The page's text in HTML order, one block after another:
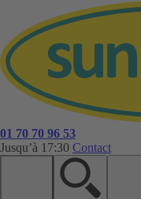
01 70 70 96 53
Jusqu’à 17:30 Contact